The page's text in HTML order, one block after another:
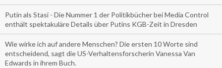
Putin als Stasi - Die Nummer 1 der Politikbücher bei Media Control
enthält spektakuläre Details über Putins KGB-Zeit in Dresden
Wie wirke ich auf andere Menschen? Die ersten 10 Worte sind
entscheidend, sagt die US-Verhaltensforscherin Vanessa Van
Edwards in ihrem Buch.